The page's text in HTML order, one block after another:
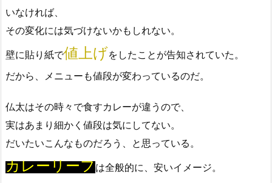
いなければ、
その変化には気づけないかもしれない。
壁に貼り紙で値上げをしたことが告知されていた。
だから、メニューも値段が変わっているのだ。
仏太はその時々で食すカレーが違うので、
実はあまり細かく値段は気にしてない。
だいたいこんなものだろう、と思っている。
カレーリーフは全般的に、安いイメージ。